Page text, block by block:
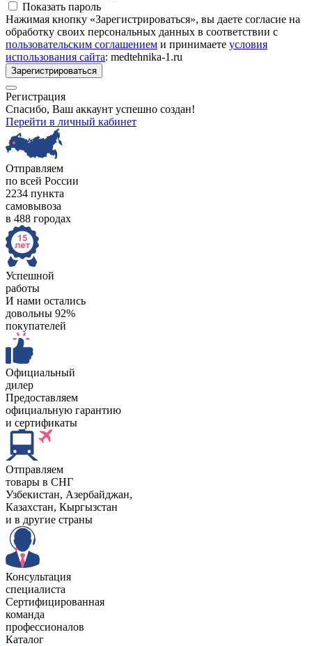
Показать пароль
Нажимая кнопку «Зарегистрироваться», вы даете согласие на
обработку своих персональных данных в соответствии с
пользовательским соглашением и принимаете условия
использования сайта: medtehnika-1.ru
Зарегистрироваться
Регистрация
Спасибо, Ваш аккаунт успешно создан!
Перейти в личный кабинет
Отправляем
по всей России
2234 пункта
самовывоза
в 488 городах
Успешной
работы
И нами остались
довольны 92%
покупателей
Официальный
дилер
Предоставляем
официальную гарантию
и сертификаты
Отправляем
товары в СНГ
Узбекистан, Aзербайджан,
Казахстан, Кыргызстан
и в другие страны
Консультация
специалиста
Сертифицированная
команда
профессионалов
Каталог